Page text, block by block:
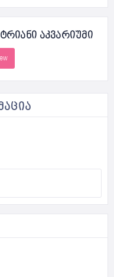
აკვარიუმი